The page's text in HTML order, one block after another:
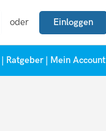
oder Einloggen
Ratgeber Mein Account